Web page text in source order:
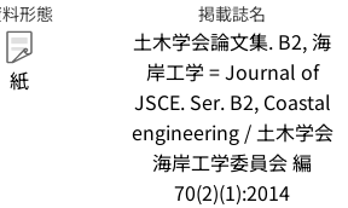
形態
紙
掲載誌名
土木学会論文集. B2, 海
岸工学 = Journal of
JSCE. Ser. B2, Coastal
engineering / 土木学会
海岸工学委員会 編
70(2)(1):2014